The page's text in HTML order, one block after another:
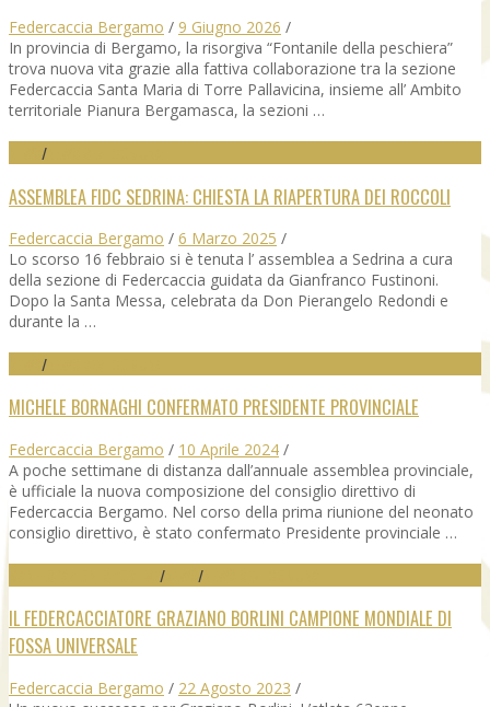
Federcaccia Bergamo / 9 Giugno 2026 /
In provincia di Bergamo, la risorgiva “Fontanile della peschiera”
trova nuova vita grazie alla fattiva collaborazione tra la sezione
Federcaccia Santa Maria di Torre Pallavicina, insieme all’ Ambito
territoriale Pianura Bergamasca, la sezioni …
/
ASSEMBLEA FIDC SEDRINA: CHIESTA LA RIAPERTURA DEI ROCCOLI
Federcaccia Bergamo / 6 Marzo 2025 /
Lo scorso 16 febbraio si è tenuta l’ assemblea a Sedrina a cura
della sezione di Federcaccia guidata da Gianfranco Fustinoni.
Dopo la Santa Messa, celebrata da Don Pierangelo Redondi e
durante la …
/
MICHELE BORNAGHI CONFERMATO PRESIDENTE PROVINCIALE
Federcaccia Bergamo / 10 Aprile 2024 /
A poche settimane di distanza dall’annuale assemblea provinciale,
è ufficiale la nuova composizione del consiglio direttivo di
Federcaccia Bergamo. Nel corso della prima riunione del neonato
consiglio direttivo, è stato confermato Presidente provinciale …
/ /
IL FEDERCACCIATORE GRAZIANO BORLINI CAMPIONE MONDIALE DI
FOSSA UNIVERSALE
Federcaccia Bergamo / 22 Agosto 2023 /